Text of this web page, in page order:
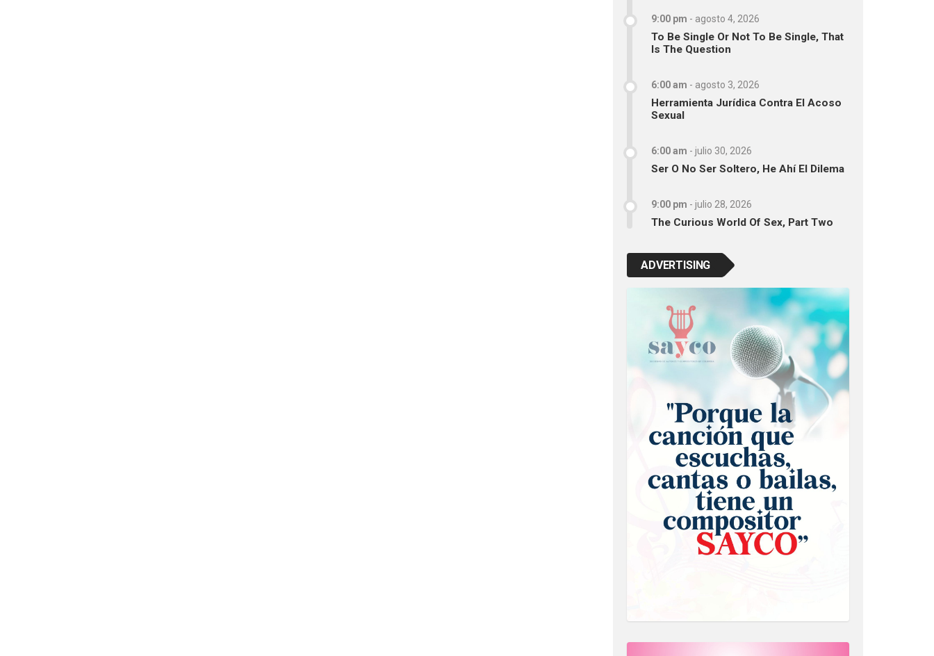
9:00 pm - agosto 4, 2026
To Be Single Or Not To Be Single, That
Is The Question
6:00 am - agosto 3, 2026
Herramienta Jurídica Contra El Acoso
Sexual
6:00 am - julio 30, 2026
Ser O No Ser Soltero, He Ahí El Dilema
9:00 pm - julio 28, 2026
The Curious World Of Sex, Part Two
ADVERTISING